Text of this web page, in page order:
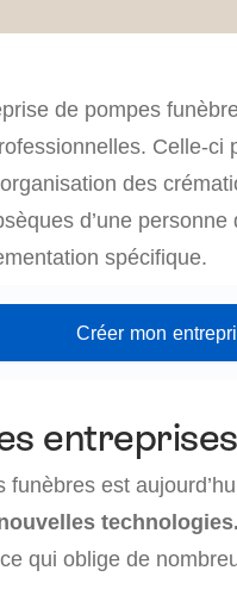
de pompes
Celle-ci
des
d’une personne
spécifique.
Créer mon
funèbres est
technologies.
qui oblige de